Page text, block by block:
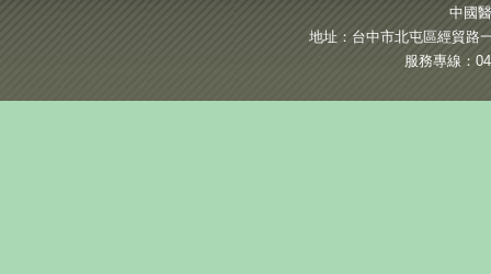
中國
地址：台中市北屯區經貿路
服務專線：